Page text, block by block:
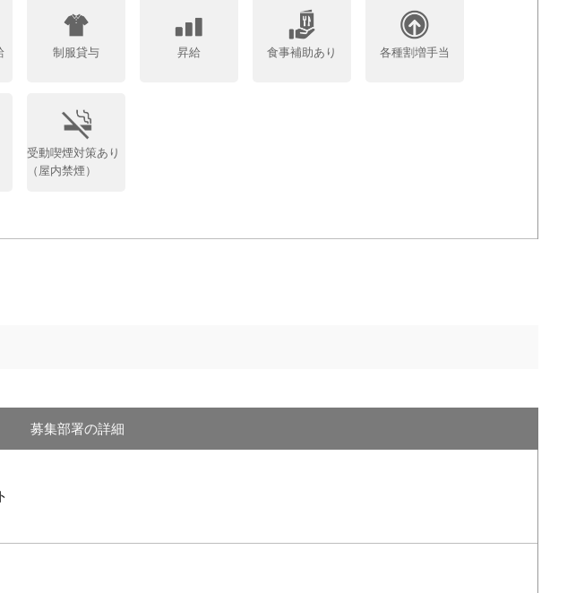
制服貸与 昇給 食事補助あり 各種割増手当
受動喫煙対策あり
（屋内禁煙）
募集部署の詳細